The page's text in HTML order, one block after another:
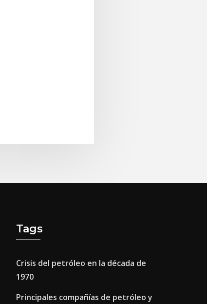
Tags
Crisis del petróleo en la década de
1970
Principales compañías de petróleo y